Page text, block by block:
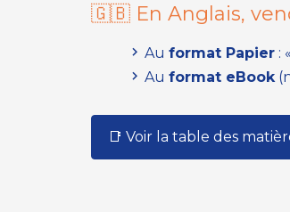
🇬🇧 En Anglais,
Au format Papier : «
Au format eBook
📑 Voir la table des